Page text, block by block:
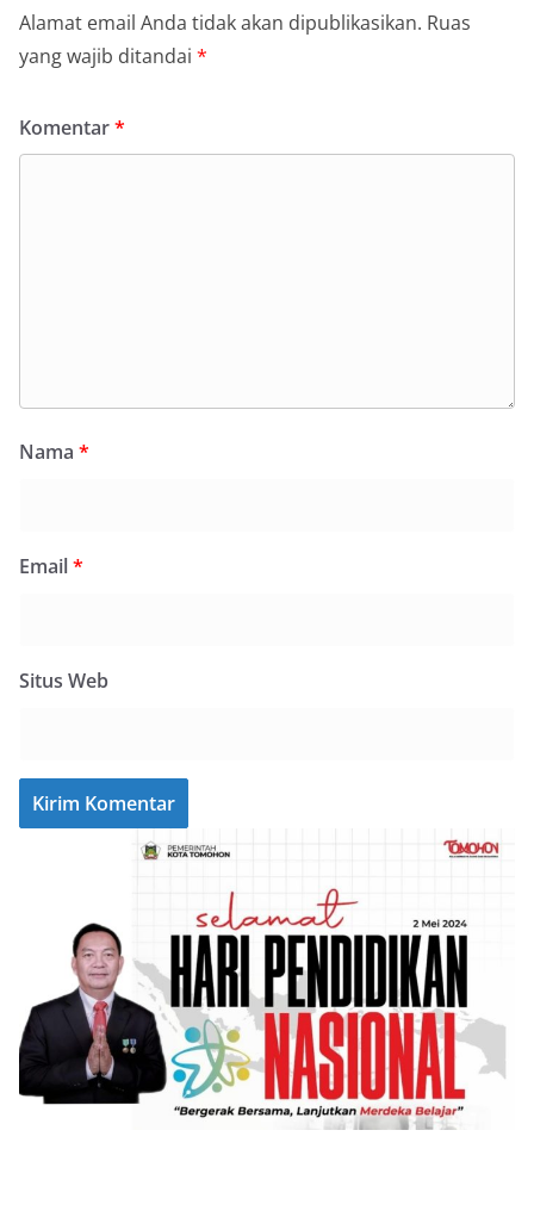
Alamat email Anda tidak akan dipublikasikan. Ruas
yang wajib ditandai *
Komentar*
Nama *
Email*
Situs Web